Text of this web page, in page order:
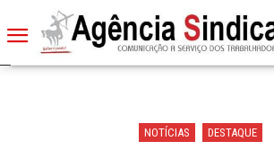
NOTÍCIAS DESTAQUE